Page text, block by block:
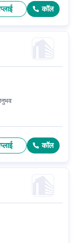
कॉल
कॉल